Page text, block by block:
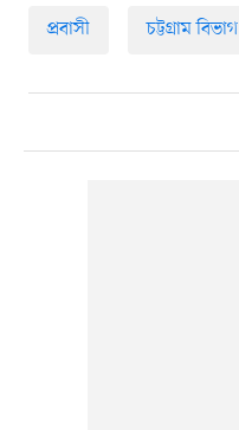
প্রবাসী চট্টগ্রাম বিভাগ